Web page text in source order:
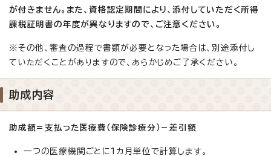
が付きません。また、資格認定期間により、添付していただく所得
課税証明書の年度が異なりますので、ご注意ください。
※その他、審査の過程で書類が必要となった場合は、別途添付し
ていただくことがありますので、あらかじめご了承ください。
助成内容
助成額＝支払った医療費（保険診療分）－差引額
一つの医療機関ごとに1カ月単位で計算します。